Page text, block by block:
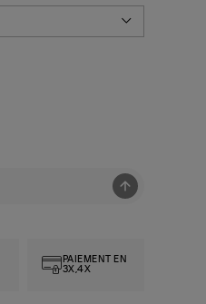
PAIEMENT EN
3X,4X